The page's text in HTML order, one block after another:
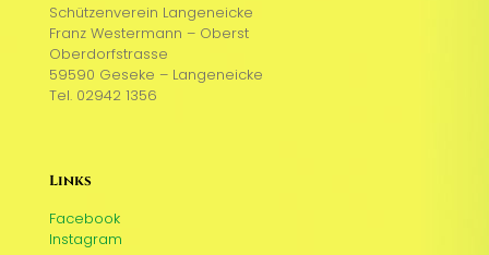
Schützenverein Langeneicke
Franz Westermann – Oberst
Oberdorfstrasse
59590 Geseke – Langeneicke
Tel. 02942 1356
Links
Facebook
Instagram